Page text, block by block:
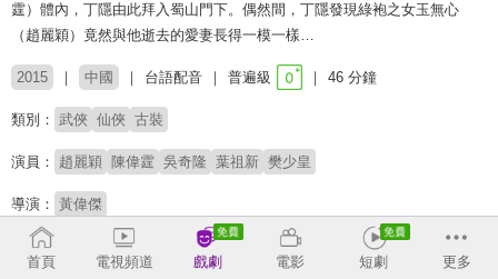
霆）體內，丁隱由此拜入蜀山門下。偶然間，丁隱發現綠袍之女玉無心
（趙麗穎）竟然與他逝去的愛妻長得一模一樣…
2015 中國 台語配音 普遍級 46 分鐘
類別： 武俠 仙俠 古裝
演員： 趙麗穎 陳偉霆 吳奇隆 葉祖新 樊少皇
導演： 黃偉傑
首頁 電視頻道 戲劇 電影 短劇 更多